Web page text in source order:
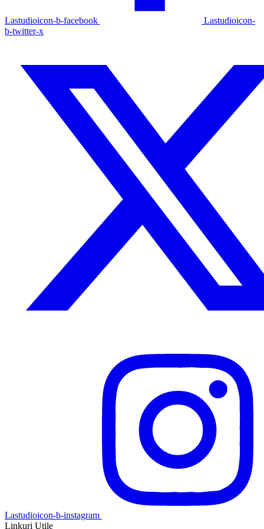
Lastudioicon-b-facebook
Lastudioicon-
b-twitter-x
Lastudioicon-b-instagram
Linkuri Utile